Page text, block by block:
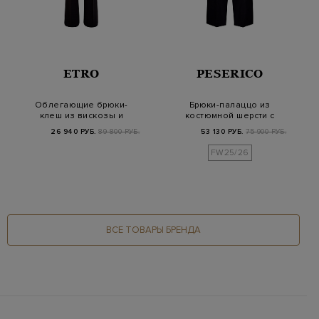
ETRO
Облегающие брюки-
клеш из вискозы и
26 940 РУБ. 89 800 РУБ.
PESERICO
Брюки-палаццо из
костюмной шерсти с
53 130 РУБ. 75 900 РУБ.
FW25/26
ВСЕ ТОВАРЫ БРЕНДА